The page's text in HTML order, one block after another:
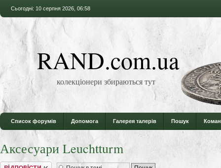
Сьогодні: 10 серпня 2026, 06:58
RAND.com.ua
колекціонери збираються тут
Список форумів Допомога Галерея талерів Пошук
Аксесуари Leuchtturm
Відповісти